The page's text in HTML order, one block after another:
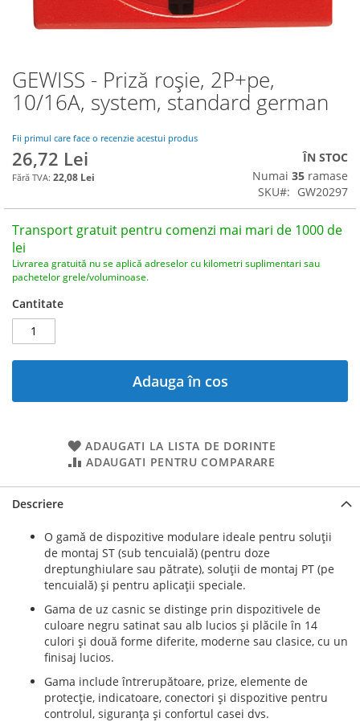
GEWISS - Priză roșie, 2P+pe,
10/16A, system, standard german
Fii primul care face o recenzie acestui produs
26,72 Lei
22,08 Lei
ÎN STOC
Numai 35 ramase
SKU
GW20297
Transport gratuit pentru comenzi mai mari de 1000 de
lei
Livrarea gratuită nu se aplică adreselor cu kilometri suplimentari sau
pachetelor grele/voluminoase.
Cantitate
Adauga în cos
ADAUGATI LA LISTA DE DORINTE
ADAUGATI PENTRU COMPARARE
Skip
to
the
of
the
images
Descriere
O gamă de dispozitive modulare ideale pentru soluţii
de montaj ST (sub tencuială) (pentru doze
dreptunghiulare sau pătrate), soluţii de montaj PT (pe
tencuială) şi pentru aplicaţii speciale.
Gama de uz casnic se distinge prin dispozitivele de
culoare negru satinat sau alb lucios şi plăcile în 14
culori şi două forme diferite, moderne sau clasice, cu un
finisaj lucios.
Gama include întrerupătoare, prize, elemente de
protecţie, indicatoare, conectori şi dispozitive pentru
controlul, siguranţa şi confortul casei dvs.